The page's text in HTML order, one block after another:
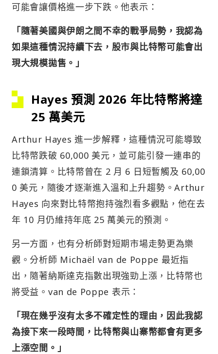
可能會讓價格進一步下跌。他表示：
「隨著美國與伊朗之間不幸的戰爭局勢，我認為
如果這種情況持續下去，股市與比特幣可能會出
現大規模拋售。」
Hayes 預測 2026 年比特幣將達
25 萬美元
Arthur Hayes 進一步解釋，這種情況可能導致
比特幣跌破 60,000 美元，並可能引發一連串的
連鎖清算。比特幣曾在 2 月 6 日短暫觸及 60,00
0 美元，隨後才逐漸進入溫和上升趨勢。Arthur
Hayes 向來對比特幣抱持強烈看多觀點，他在去
年 10 月仍維持年底 25 萬美元的預測。
另一方面，也有分析師對短期市場走勢更為樂
觀。分析師 Michaël van de Poppe 最近指
出，隨著納斯達克指數出現強勁上漲，比特幣也
將受益。van de Poppe 表示：
「現在幾乎沒有太多不確定性的理由，因此我認
為接下來一段時間，比特幣與山寨幣都會有更多
上漲空間。」